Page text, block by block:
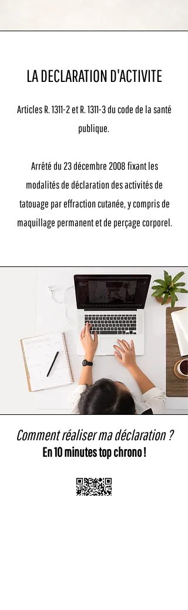
LA DECLARATION D'ACTIVITE
Articles R. 1311-2 et R. 1311-3 du code de la santé
publique.
Arrêté du 23 décembre 2008 fixant les
modalités de déclaration des activités de
tatouage par effraction cutanée, y compris de
maquillage permanent et de perçage corporel.
Comment réaliser ma déclaration ?
En 10 minutes top chrono !